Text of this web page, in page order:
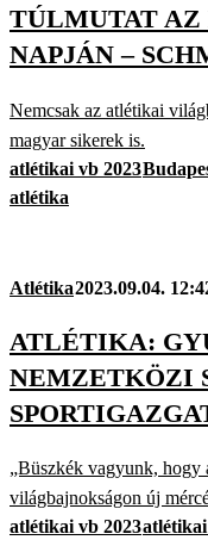
TÚLMUTAT
NAPJÁN –
Nemcsak az atlétikai
magyar sikerek is.
atlétikai vb 2023
atlétika
Atlétika2023.09.04.
ATLÉTIKA:
NEMZETKÖZI
„Büszkék vagyunk, hogy
világbajnokságon új
atlétikai vb 2023